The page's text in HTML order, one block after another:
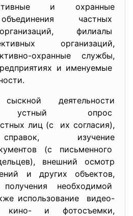
и охранные
частных
филиалы
организаций,
охранные службы,
и именуемые
деятельности
устный опрос
лиц (с их согласия),
изучение
(с письменного
внешний осмотр
и других объектов,
необходимой
использование видео-
кино- и фотосъемки,